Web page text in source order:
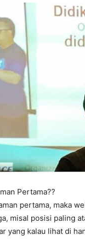
Pertama??
pertama, maka
misal posisi paling
yang kalau lihat di